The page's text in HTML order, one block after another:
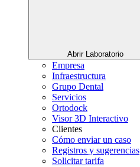
Abrir Laboratorio
Empresa
Infraestructura
Grupo Dental
Servicios
Ortodock
Visor 3D Interactivo
Clientes
Cómo enviar un caso
Registros y sugerencias
Solicitar tarifa